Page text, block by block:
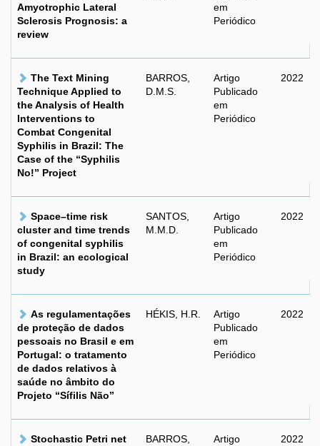
Amyotrophic Lateral
Sclerosis Prognosis: a
review
em
Periódico
The Text Mining
Technique Applied to
the Analysis of Health
Interventions to
Combat Congenital
Syphilis in Brazil: The
Case of the “Syphilis
No!” Project
BARROS,
D.M.S.
Artigo
Publicado
em
Periódico
2022
Space–time risk
cluster and time trends
of congenital syphilis
in Brazil: an ecological
study
SANTOS,
M.M.D.
Artigo
Publicado
em
Periódico
2022
As regulamentações
de proteção de dados
pessoais no Brasil e em
Portugal: o tratamento
de dados relativos à
saúde no âmbito do
Projeto “Sífilis Não”
HÉKIS, H.R.
Artigo
Publicado
em
Periódico
2022
Stochastic Petri net
BARROS,
Artigo
2022